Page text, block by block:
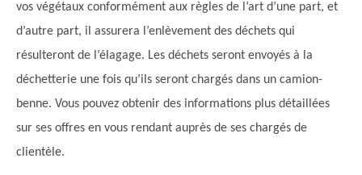
vos végétaux conformément aux règles de l’art d’une part, et
d’autre part, il assurera l’enlèvement des déchets qui
résulteront de l’élagage. Les déchets seront envoyés à la
déchetterie une fois qu’ils seront chargés dans un camion-
benne. Vous pouvez obtenir des informations plus détaillées
sur ses offres en vous rendant auprès de ses chargés de
clientèle.